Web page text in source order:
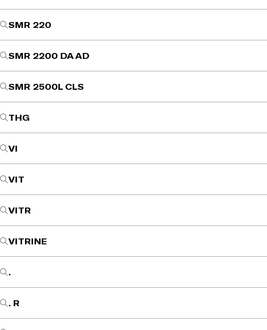
SMR 220
SMR 2200 DA AD
SMR 2500L CLS
THG
VI
VIT
VITR
VITRINE
.
. R